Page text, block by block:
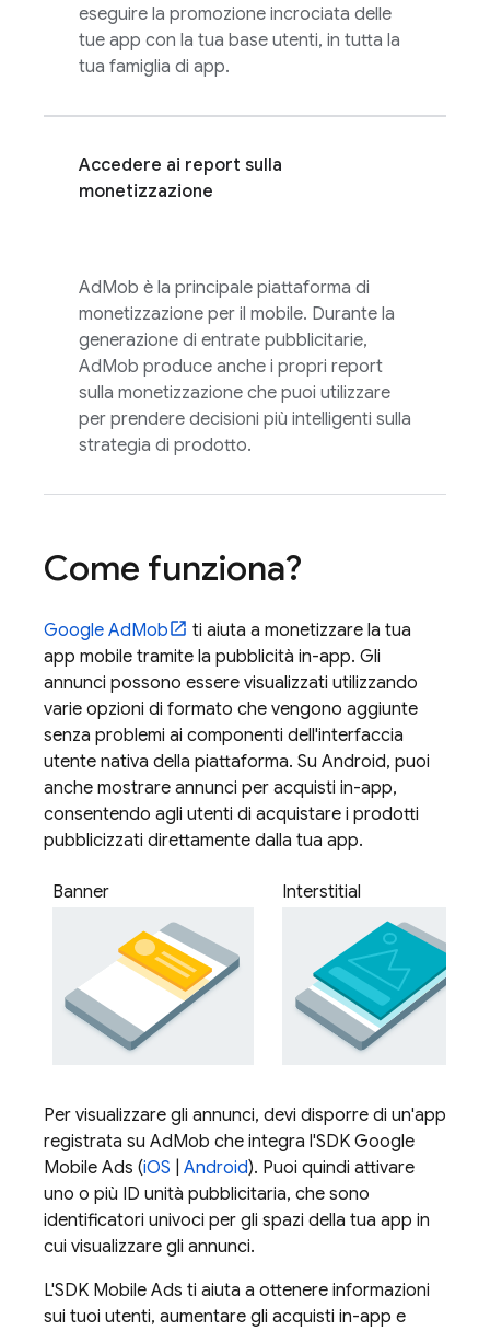
eseguire la promozione incrociata delle
tue app con la tua base utenti, in tutta la
tua famiglia di app.
Accedere ai report sulla
monetizzazione
AdMob è la principale piattaforma di
monetizzazione per il mobile. Durante la
generazione di entrate pubblicitarie,
AdMob produce anche i propri report
sulla monetizzazione che puoi utilizzare
per prendere decisioni più intelligenti sulla
strategia di prodotto.
Come funziona?
Google AdMob
ti aiuta a monetizzare la tua
app mobile tramite la pubblicità in-app. Gli
annunci possono essere visualizzati utilizzando
varie opzioni di formato che vengono aggiunte
senza problemi ai componenti dell'interfaccia
utente nativa della piattaforma. Su Android, puoi
anche mostrare annunci per acquisti in-app,
consentendo agli utenti di acquistare i prodotti
pubblicizzati direttamente dalla tua app.
Banner Interstitial
Per visualizzare gli annunci, devi disporre di un'app
registrata su AdMob che integra l'SDK Google
Mobile Ads (iOS Android). Puoi quindi attivare
uno o più ID unità pubblicitaria, che sono
identificatori univoci per gli spazi della tua app in
cui visualizzare gli annunci.
L'SDK Mobile Ads ti aiuta a ottenere informazioni
sui tuoi utenti, aumentare gli acquisti in-app e